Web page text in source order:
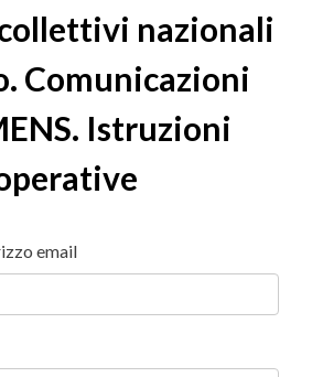
nazionali
Comunicazioni
Istruzioni
email